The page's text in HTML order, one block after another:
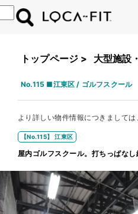
トップページ > 大型施設
No.115 ■江東区 / ゴルフスクール
より詳しい物件情報につきましては
【No.115】 江東区
屋内ゴルフスクール。打ちっぱなし